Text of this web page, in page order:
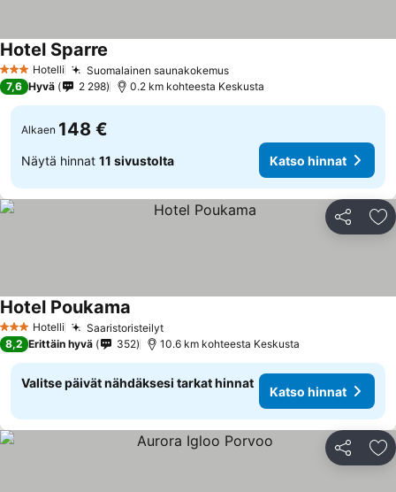
3 Tähtiluokitus
Hotelli Suomalainen saunakokemus
Hotel Sparre
7,6 Hyvä 2 298 0.2 km kohteesta Keskusta
Alkaen 148 €
Näytä hinnat 11 sivustolta Katso hinnat
Jaa
3 Tähtiluokitus
Hotelli Saaristoristeilyt
Hotel Poukama
8,2 Erittäin hyvä 352 10.6 km kohteesta Keskusta
Valitse päivät nähdäksesi tarkat hinnat
Katso hinnat
Jaa